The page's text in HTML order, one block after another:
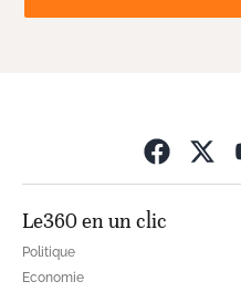
Le360 en un clic
Politique
Economie